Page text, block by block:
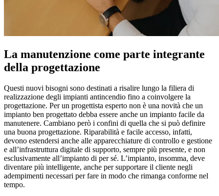
La manutenzione come parte integrante
della progettazione
Questi nuovi bisogni sono destinati a risalire lungo la filiera di
realizzazione degli impianti antincendio fino a coinvolgere la
progettazione. Per un progettista esperto non è una novità che un
impianto ben progettato debba essere anche un impianto facile da
manutenere. Cambiano però i confini di quella che si può definire
una buona progettazione. Riparabilità e facile accesso, infatti,
devono estendersi anche alle apparecchiature di controllo e gestione
e all’infrastruttura digitale di supporto, sempre più presente, e non
esclusivamente all’impianto di per sé. L’impianto, insomma, deve
diventare più intelligente, anche per supportare il cliente negli
adempimenti necessari per fare in modo che rimanga conforme nel
tempo.